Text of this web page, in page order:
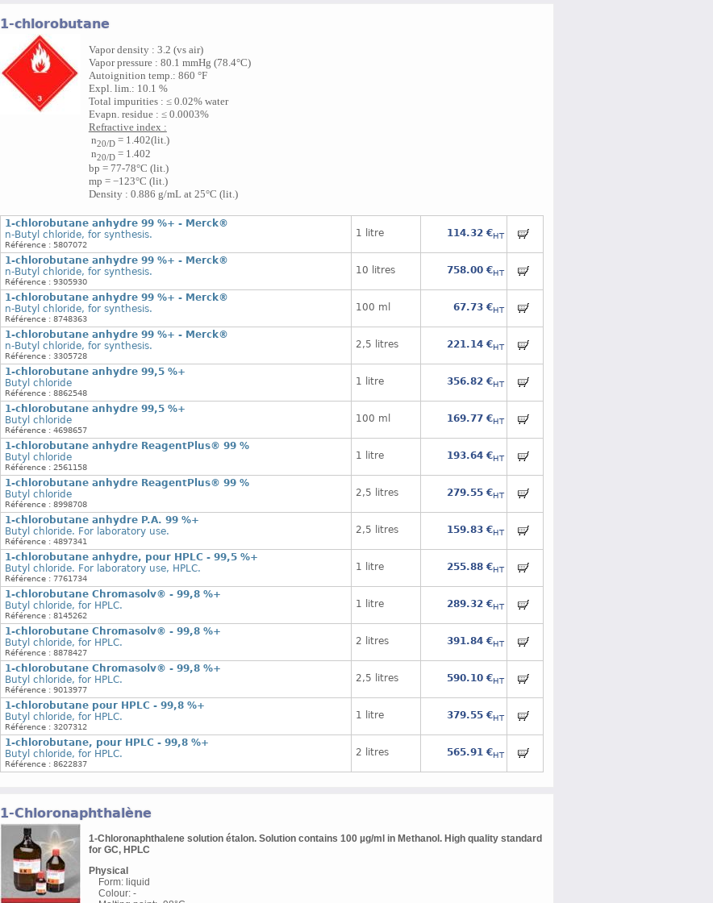
1-chlorobutane
Vapor density : 3.2 (vs air)
Vapor pressure : 80.1 mmHg (78.4°C)
Autoignition temp.: 860 °F
Expl. lim.: 10.1 %
Total impurities : ≤ 0.02% water
Evapn. residue : ≤ 0.0003%
Refractive index :
n20/D= 1.402(lit.)
n20/D= 1.402
bp = 77-78°C (lit.)
mp = −123°C (lit.)
Density : 0.886 g/mL at 25°C (lit.)
1-chlorobutane anhydre 99 %+ - Merck®
n-Butyl chloride, for synthesis.
Référence : 5807072
1 litre 114.32 €HT
1-chlorobutane anhydre 99 %+ - Merck®
n-Butyl chloride, for synthesis.
Référence : 9305930
10 litres 758.00 €HT
1-chlorobutane anhydre 99 %+ - Merck®
n-Butyl chloride, for synthesis.
Référence : 8748363
100 ml 67.73 €HT
1-chlorobutane anhydre 99 %+ - Merck®
n-Butyl chloride, for synthesis.
Référence : 3305728
2,5 litres 221.14 €HT
1-chlorobutane anhydre 99,5 %+
Butyl chloride
Référence : 8862548
1 litre 356.82 €HT
1-chlorobutane anhydre 99,5 %+
Butyl chloride
Référence : 4698657
100 ml 169.77 €HT
1-chlorobutane anhydre ReagentPlus® 99 %
Butyl chloride
Référence : 2561158
1 litre 193.64 €HT
1-chlorobutane anhydre ReagentPlus® 99 %
Butyl chloride
Référence : 8998708
2,5 litres 279.55 €HT
1-chlorobutane anhydre P.A. 99 %+
Butyl chloride. For laboratory use.
Référence : 4897341
2,5 litres 159.83 €HT
1-chlorobutane anhydre, pour HPLC - 99,5 %+
Butyl chloride. For laboratory use, HPLC.
Référence : 7761734
1 litre 255.88 €HT
1-chlorobutane Chromasolv® - 99,8 %+
Butyl chloride, for HPLC.
Référence : 8145262
1 litre 289.32 €HT
1-chlorobutane Chromasolv® - 99,8 %+
Butyl chloride, for HPLC.
Référence : 8878427
2 litres 391.84 €HT
1-chlorobutane Chromasolv® - 99,8 %+
Butyl chloride, for HPLC.
Référence : 9013977
2,5 litres 590.10 €HT
1-chlorobutane pour HPLC - 99,8 %+
Butyl chloride, for HPLC.
Référence : 3207312
1 litre 379.55 €HT
1-chlorobutane, pour HPLC - 99,8 %+
Butyl chloride, for HPLC.
Référence : 8622837
2 litres 565.91 €HT
1-Chloronaphthalène
1-Chloronaphthalene solution étalon. Solution contains 100 µg/ml in Methanol. High quality standard
for GC, HPLC
Physical
Form: liquid
Colour: -